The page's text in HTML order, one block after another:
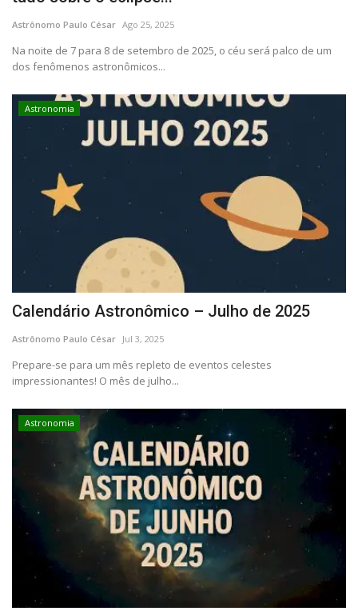
Astrônomo Paulo César Ago 25, 2025
Na noite de 7 para 8 de setembro de 2025, o céu será palco de um
dos fenômenos astronômicos...
Astronomia
Calendário Astronômico – Julho de 2025
Astrônomo Paulo César Jul 3, 2025
Prepare-se para um mês repleto de eventos celestes
impressionantes! O mês de julho...
Astronomia